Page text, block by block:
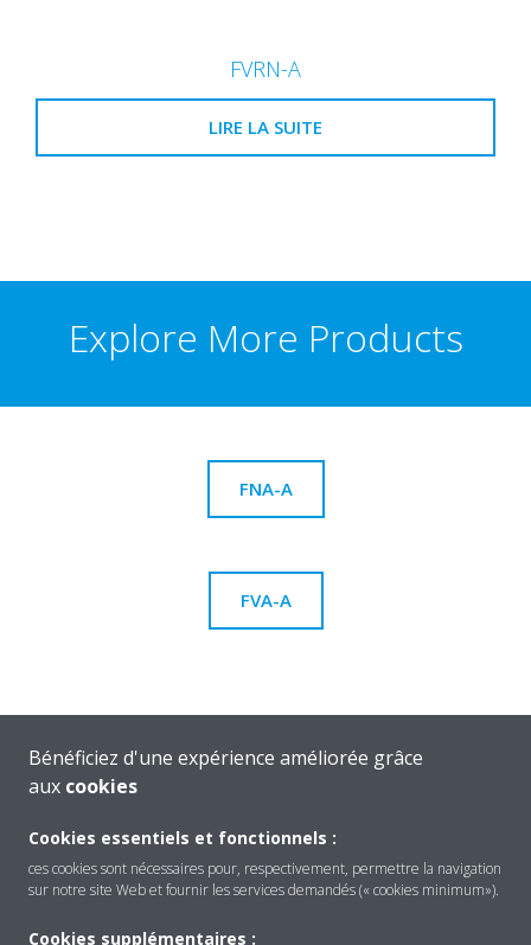
FVRN-A
LIRE LA SUITE
Explore More Products
FNA-A
FVA-A
Bénéficiez d'une expérience améliorée grâce
aux cookies
Cookies essentiels et fonctionnels :
ces cookies sont nécessaires pour, respectivement, permettre la navigation
sur notre site Web et fournir les services demandés (« cookies minimum»).
Cookies supplémentaires :